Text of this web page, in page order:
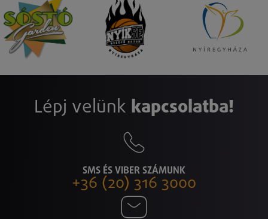
Lépj velünk kapcsolatba!
SMS ÉS VIBER SZÁMUNK
+36 (20) 316 3000